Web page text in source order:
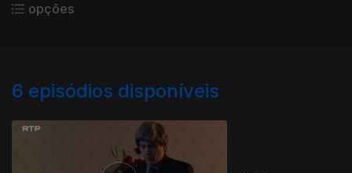
opções
6 episódios disponíveis